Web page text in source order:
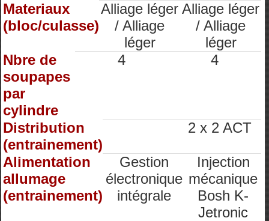
Materiaux
(bloc/culasse)
Alliage léger
/ Alliage
léger
Alliage léger
/ Alliage
léger
Nbre de
soupapes
par
cylindre
4 4
Distribution
(entrainement)
2 x 2 ACT
Alimentation
allumage
(entrainement)
Gestion
électronique
intégrale
Injection
mécanique
Bosh K-
Jetronic